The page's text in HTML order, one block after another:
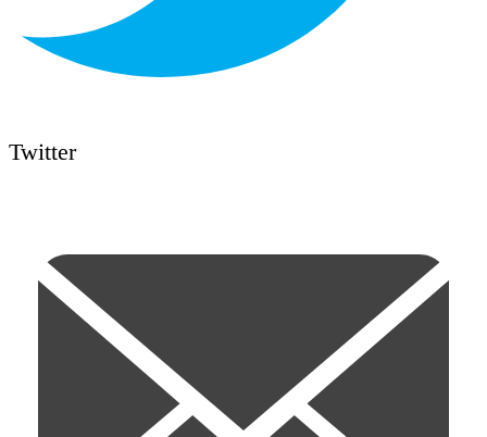
Twitter